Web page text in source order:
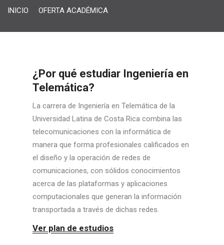
INICIO OFERTA ACADÉMICA
¿Por qué estudiar Ingeniería en
Telemática?
La carrera de Ingeniería en Telemática de la
Universidad Latina de Costa Rica combina las
telecomunicaciones con la informática de
manera que forma profesionales calificados en
el diseño y la operación de redes de
comunicaciones, con sólidos conocimientos
acerca de las plataformas y aplicaciones
computacionales que generan la información
transportada a través de dichas redes.
Ver plan de estudios